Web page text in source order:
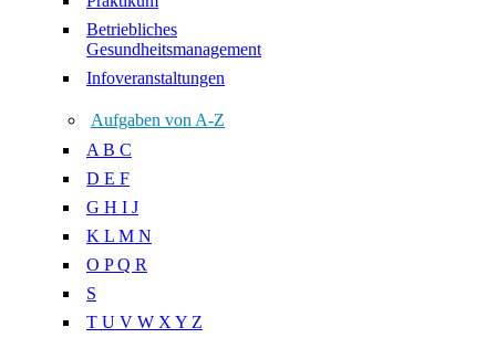
Betriebliches
Gesundheitsmanagement
Infoveranstaltungen
Aufgaben von A-Z
A B C
D E F
G H I J
K L M N
O P Q R
S
T U V W X Y Z